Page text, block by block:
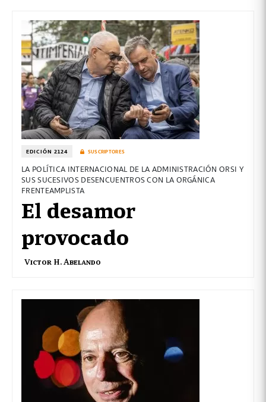
EDICIÓN 2124 SUSCRIPTORES
LA POLÍTICA INTERNACIONAL DE LA ADMINISTRACIÓN ORSI Y
SUS SUCESIVOS DESENCUENTROS CON LA ORGÁNICA
FRENTEAMPLISTA
El desamor
provocado
Victor H. Abelando